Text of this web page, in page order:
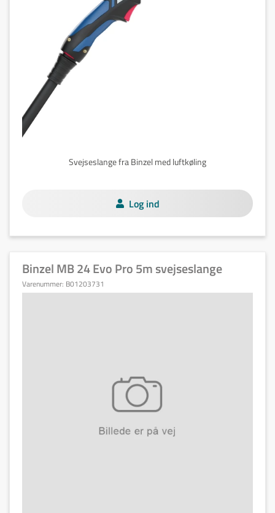
Svejseslange fra Binzel med luftkøling
Log ind
Binzel MB 24 Evo Pro 5m svejseslange
Varenummer: B01203731